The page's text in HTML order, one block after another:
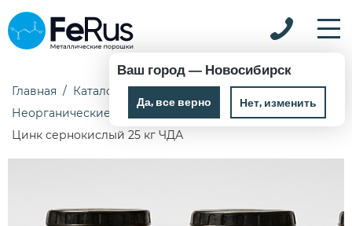
Ваш город — Новосибирск
Да, все верно Нет, изменить
Главная Каталог
Химические реактивы
Неорганические реактивы
Цинк сернокислый 25 кг ЧДА